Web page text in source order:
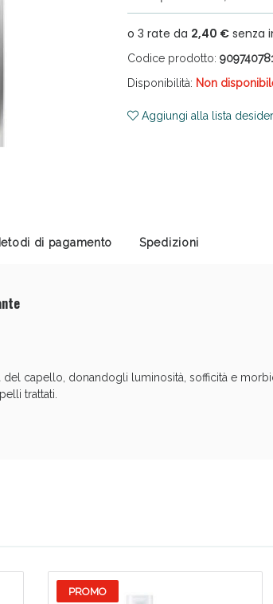
Codice prodotto:
Disponibilità: Non
Aggiungi alla lista
di pagamento Spedizioni
capello, donandogli luminosità, sofficità e
trattati.
PROMO
Anticellulite e Fanghi: